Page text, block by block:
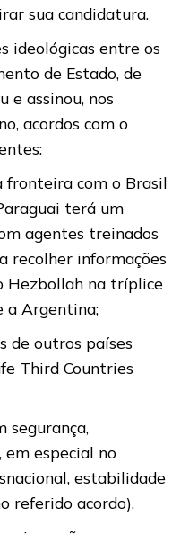
sua candidatura.
ideológicas entre os
de Estado, de
e assinou, nos
acordos com o
fronteira com o Brasil
terá um
agentes treinados
recolher informações
Hezbollah na tríplice
a Argentina;
de outros países
Third Countries
segurança,
em especial no
estabilidade
referido acordo),